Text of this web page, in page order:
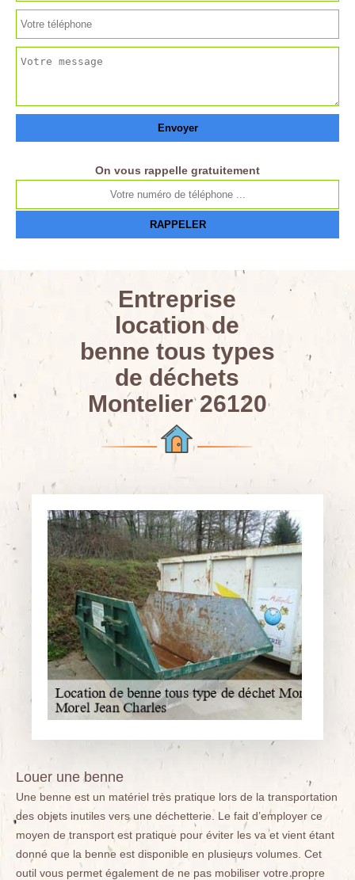
On vous rappelle gratuitement
Entreprise
location de
benne tous types
de déchets
Montelier 26120
Louer une benne
Une benne est un matériel très pratique lors de la transportation
des objets inutiles vers une déchetterie. Le fait d’employer ce
moyen de transport est pratique pour éviter les va et vient étant
donné que la benne est disponible en plusieurs volumes. Cet
outil vous permet également de ne pas mobiliser votre propre